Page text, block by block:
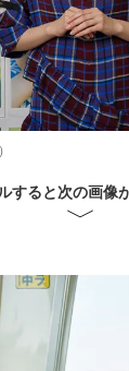
すると次の画像